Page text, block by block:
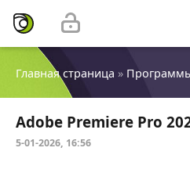
Главная страница »
Adobe Premiere Pro
5-01-2026, 16:56